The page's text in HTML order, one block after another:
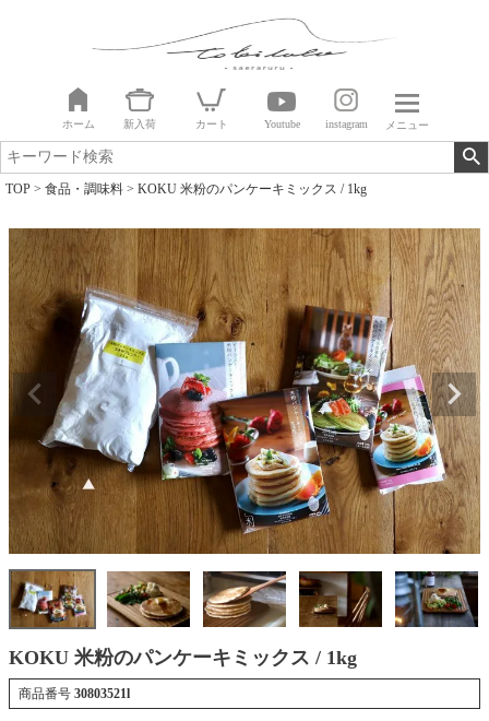
ホーム 新入荷 カート Youtube instagram メニュー
TOP 食品・調味料 KOKU 米粉のパンケーキミックス / 1kg
KOKU 米粉のパンケーキミックス / 1kg
商品番号 30803521l